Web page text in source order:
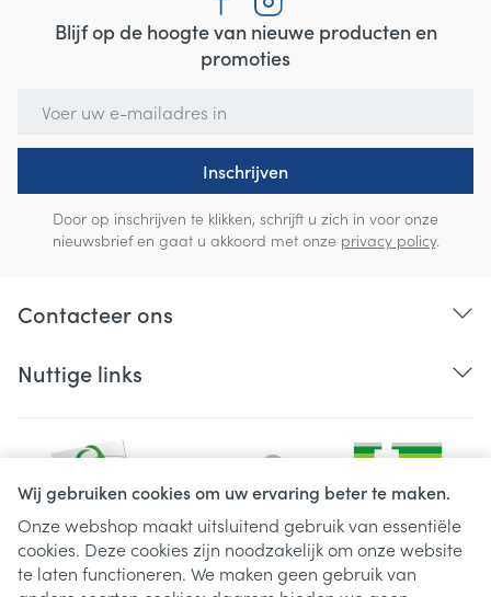
Wij gebruiken cookies om uw ervaring beter te maken.
Onze webshop maakt uitsluitend gebruik van essentiële
cookies. Deze cookies zijn noodzakelijk om onze website
te laten functioneren. We maken geen gebruik van
Blijf op de hoogte van nieuwe producten en
promoties
Inschrijven
Door op inschrijven te klikken, schrijft u zich in voor onze
nieuwsbrief en gaat u akkoord met onze privacy policy.
Contacteer ons
Nuttige links
Juridische links